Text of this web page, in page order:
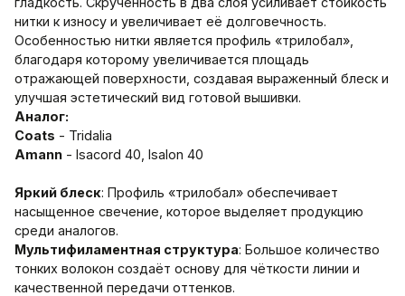
нитки к износу и увеличивает её долговечность.
Особенностью нитки является профиль «трилобал»,
благодаря которому увеличивается площадь
отражающей поверхности, создавая выраженный блеск и
улучшая эстетический вид готовой вышивки.
Аналог:
Coats - Tridalia
Amann - Isacord 40, Isalon 40
Яркий блеск: Профиль «трилобал» обеспечивает
насыщенное свечение, которое выделяет продукцию
среди аналогов.
Мультифиламентная структура: Большое количество
тонких волокон создаёт основу для чёткости линии и
качественной передачи оттенков.